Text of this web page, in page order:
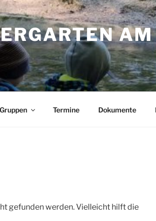
AM
Termine Dokumente
gefunden werden. Vielleicht hilft die